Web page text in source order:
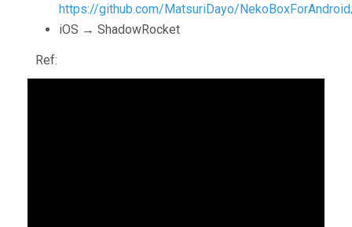
https://github.com/MatsuriDayo/
iOS → ShadowRocket
Ref: